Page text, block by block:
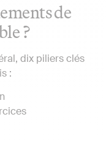
de
?
dix piliers clés
: